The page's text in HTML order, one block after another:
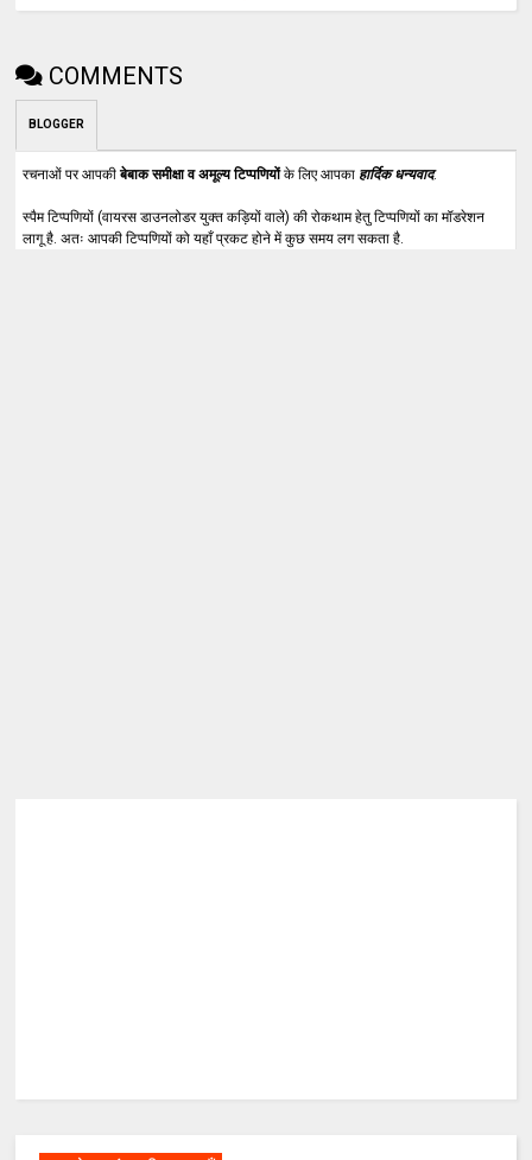
COMMENTS
BLOGGER
रचनाओं पर आपकीबेबाक समीक्षा व अमूल्य टिप्पणियोंके लिए आपका हार्दिक धन्यवाद.
स्पैम टिप्पणियों (वायरस डाउनलोडर युक्त कड़ियों वाले) की रोकथाम हेतु टिप्पणियों का मॉडरेशन
लागू है. अतः आपकी टिप्पणियों को यहाँ प्रकट होने में कुछ समय लग सकता है.